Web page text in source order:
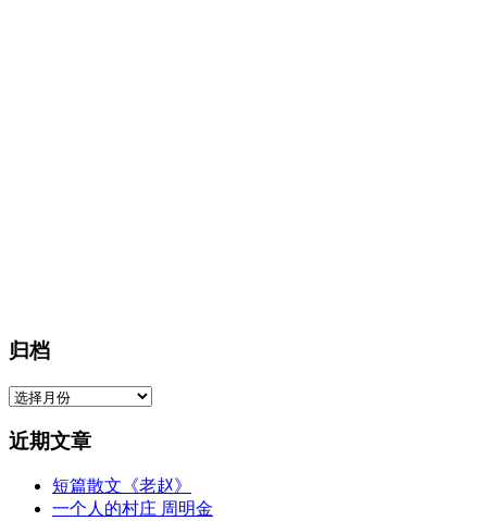
归档
归
近期文章
短篇散文《老赵》
一个人的村庄 周明金